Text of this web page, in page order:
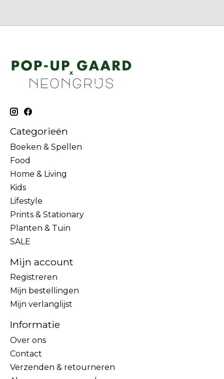
Categorieën
Boeken & Spellen
Food
Home & Living
Kids
Lifestyle
Prints & Stationary
Planten & Tuin
SALE
Mijn account
Registreren
Mijn bestellingen
Mijn verlanglijst
Informatie
Over ons
Contact
Verzenden & retourneren